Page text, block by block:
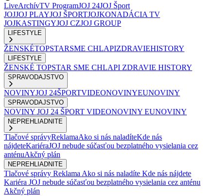
LiveArchívTV ProgramJOJ 24JOJ Šport
JOJJOJ PLAYJOJ ŠPORTJOJKONADÁCIA TV
JOJKASTINGYJOJ CZJOJ GROUP
LIFESTYLE
ŽENSKÉTOPSTARSME CHLAPIZDRAVIEHISTORY
LIFESTYLE
ŽENSKÉ TOPSTAR SME CHLAPI ZDRAVIE HISTORY
SPRAVODAJSTVO
NOVINYJOJ 24ŠPORTVIDEONOVINYEUNOVINY
SPRAVODAJSTVO
NOVINY JOJ 24 ŠPORT VIDEONOVINY EUNOVINY
NEPREHLIADNITE
Tlačové správyReklamaAko si nás naladíteKde nás
nájdeteKariéraJOJ nebude súčasťou bezplatného vysielania cez
anténuAkčný plán
NEPREHLIADNITE
Tlačové správy ReklamaAko si nás naladíte Kde nás nájdete
Kariéra JOJ nebude súčasťou bezplatného vysielania cez anténu
Akčný plán